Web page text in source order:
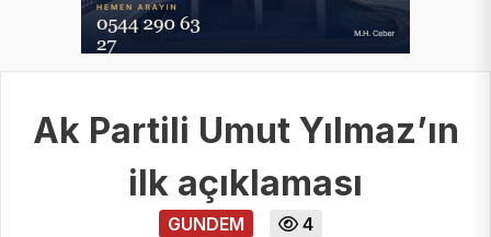
Ak Partili Umut Yılmaz’ın
ilk açıklaması
GUNDEM
4